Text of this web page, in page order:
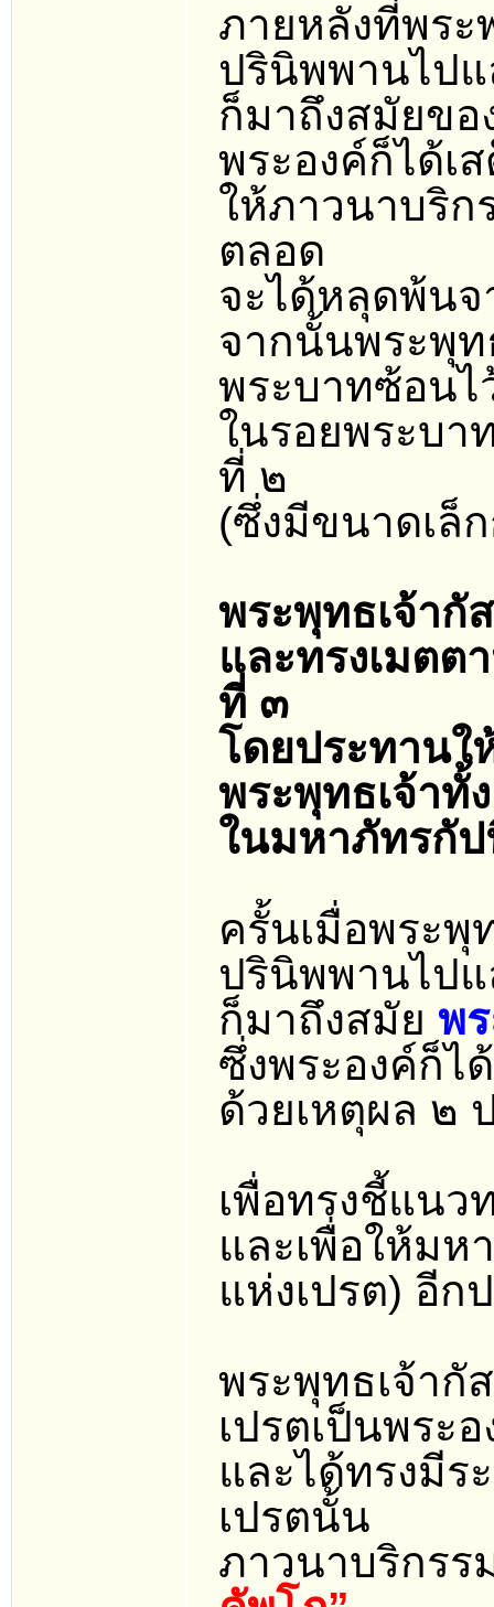
ภายหลังที่พระ
ปรินิพพานไป
ก็มาถึงสมัยข
พระองค์ก็ได้เ
ให้ภาวนาบริ
ตลอด
จะได้หลุดพ้นจ
จากนั้นพระพุท
พระบาทซ้อนไ
ในรอยพระบา
ที่ ๒
(ซึ่งมีขนาดเล็
พระพุทธเจ้ากั
และทรงเมตต
ที่ ๓
โดยประทานใ
พระพุทธเจ้าทั้
ในมหาภัทรกั
ครั้นเมื่อพระพุ
ปรินิพพานไป
ก็มาถึงสมัย พ
ซึ่งพระองค์ก็ไ
ด้วยเหตุผล ๒
เพื่อทรงชี้แนว
และเพื่อให้ม
แห่งเปรต) อีก
พระพุทธเจ้ากั
เปรตเป็นพระ
และได้ทรงมี
เปรตนั้น
ภาวนาบริกร